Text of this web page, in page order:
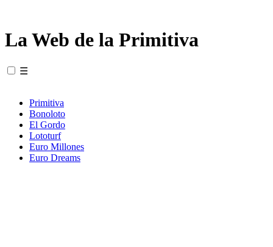
La Web de la Primitiva
☰
Primitiva
Bonoloto
El Gordo
Lototurf
Euro Millones
Euro Dreams